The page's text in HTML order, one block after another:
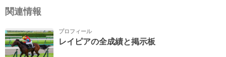
関連情報
プロフィール
レイピアの全成績と掲示板